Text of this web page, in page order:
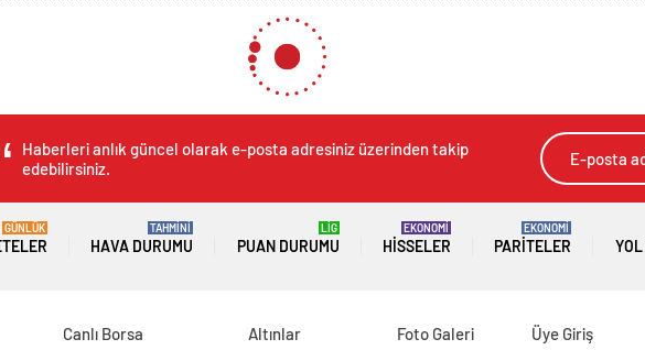
Uyuşturucu Operasyonu